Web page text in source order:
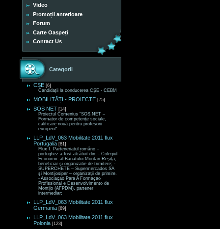
Video
Promoții anterioare
Forum
Carte Oaspeți
Contact Us
Categorii
CȘE [6]
Candidații la conducerea CȘE - CEBM
MOBILITĂȚI - PROIECTE [75]
SOS NET [14]
Proiectul Comenius “SOS.NET –
Formator de competenţe sociale,
calificare nouă pentru profesorii
europeni“.
LLP_LdV_063 Mobilitate 2011 flux
Portugalia [81]
Flux I. Parteneriatul româno –
portughez a fost alcătuit din: - Colegiul
Economic al Banatului Montan Reşiţa,
beneficiar şi organizatie de trimitere; -
SUPERCHETE – Supermercados SA
şi Montijosiper – organizaţii de primire.
- Associaçao Para A Formaçao
Profissional e Desenvolvimento de
Montijo (AFPDM), partener
intermediar;
LLP_LdV_063 Mobilitate 2011 flux
Germania [89]
LLP_LdV_063 Mobilitate 2011 flux
Polonia [123]